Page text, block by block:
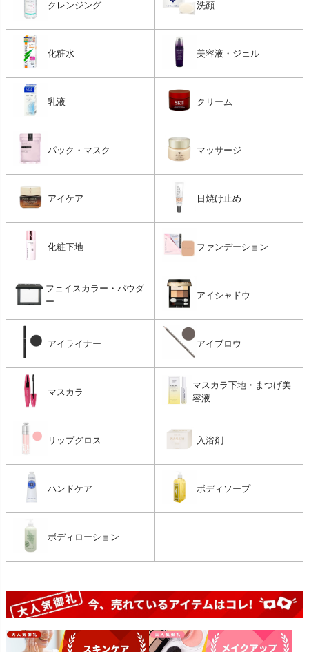
クレンジング 洗顔
化粧水 美容液・ジェル
乳液 クリーム
パック・マスク マッサージ
アイケア 日焼け止め
化粧下地 ファンデーション
フェイスカラー・パウダ
ー
アイシャドウ
アイライナー アイブロウ
マスカラ
マスカラ下地・まつげ美
容液
リップグロス 入浴剤
ハンドケア ボディソープ
ボディローション